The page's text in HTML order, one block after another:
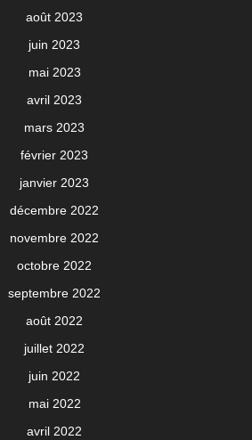
août 2023
juin 2023
mai 2023
avril 2023
mars 2023
février 2023
janvier 2023
décembre 2022
novembre 2022
octobre 2022
septembre 2022
août 2022
juillet 2022
juin 2022
mai 2022
avril 2022